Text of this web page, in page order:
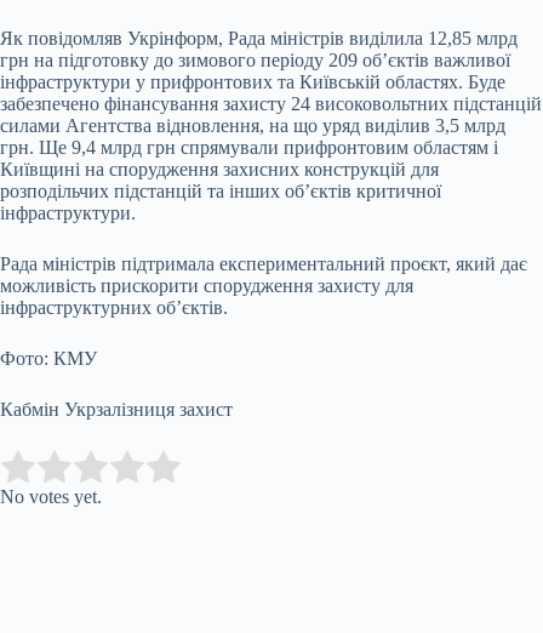
Як повідомляв Укрінформ, Рада міністрів виділила 12,85 млрд
грн на підготовку до зимового періоду 209 об’єктів важливої
інфраструктури у прифронтових та Київській областях. Буде
забезпечено фінансування захисту 24 високовольтних підстанцій
силами Агентства відновлення, на що уряд виділив 3,5 млрд
грн. Ще 9,4 млрд грн спрямували прифронтовим областям і
Київщині на спорудження захисних конструкцій для
розподільчих підстанцій та інших об’єктів критичної
інфраструктури.
Рада міністрів підтримала експериментальний проєкт, який дає
можливість прискорити спорудження захисту для
інфраструктурних об’єктів.
Фото: КМУ
Кабмін Укрзалізниця захист
Rate this item:
No votes yet.